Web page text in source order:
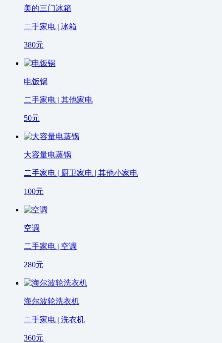
美的三门冰箱
二手家电 | 冰箱
380元
电饭锅
二手家电 | 其他家电
50元
大容量电蒸锅
二手家电 | 厨卫家电 | 其他小家电
100元
空调
二手家电 | 空调
280元
海尔波轮洗衣机
二手家电 | 洗衣机
360元